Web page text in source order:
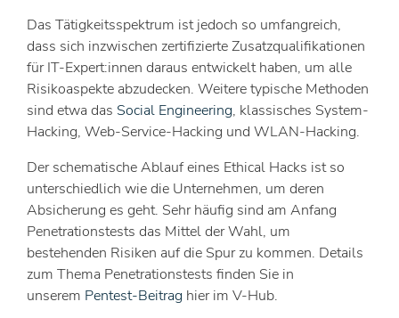
Das Tätigkeitsspektrum ist jedoch so umfangreich,
dass sich inzwischen zertifizierte Zusatzqualifikationen
für IT-Expert:innen daraus entwickelt haben, um alle
Risikoaspekte abzudecken. Weitere typische Methoden
sind etwa das Social Engineering, klassisches System-
Hacking, Web-Service-Hacking und WLAN-Hacking.
Der schematische Ablauf eines Ethical Hacks ist so
unterschiedlich wie die Unternehmen, um deren
Absicherung es geht. Sehr häufig sind am Anfang
Penetrationstests das Mittel der Wahl, um
bestehenden Risiken auf die Spur zu kommen. Details
zum Thema Penetrationstests finden Sie in
unserem Pentest-Beitrag hier im V-Hub.